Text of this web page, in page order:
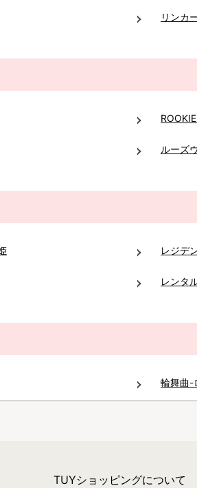
リンカ
ルーズ
レジデ
レンタ
輪舞曲-
TUYショッピングについて